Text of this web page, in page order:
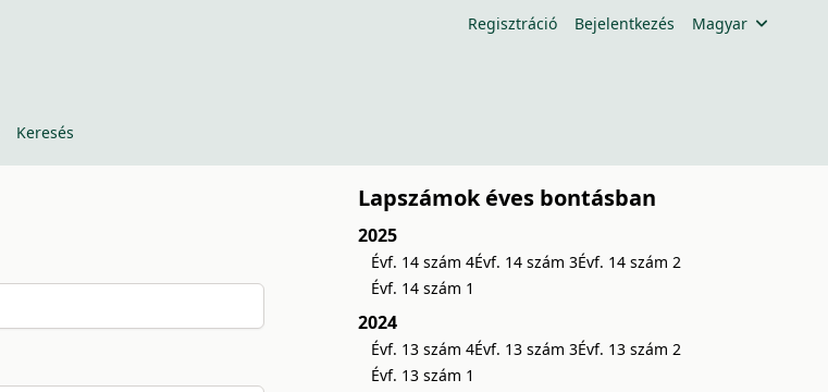
Regisztráció Bejelentkezés Magyar
Keresés
Lapszámok éves bontásban
2025
Évf. 14 szám 4Évf. 14 szám 3Évf. 14 szám 2
Évf. 14 szám 1
2024
Évf. 13 szám 4Évf. 13 szám 3Évf. 13 szám 2
Évf. 13 szám 1